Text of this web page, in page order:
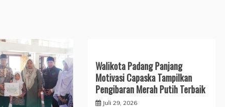
Walikota Padang Panjang
Motivasi Capaska Tampilkan
Pengibaran Merah Putih Terbaik
Juli 29, 2026